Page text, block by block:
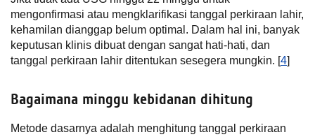
mengonfirmasi atau mengklarifikasi tanggal perkiraan lahir,
kehamilan dianggap belum optimal. Dalam hal ini, banyak
keputusan klinis dibuat dengan sangat hati-hati, dan
tanggal perkiraan lahir ditentukan sesegera mungkin. [4]
Bagaimana minggu kebidanan dihitung
Metode dasarnya adalah menghitung tanggal perkiraan